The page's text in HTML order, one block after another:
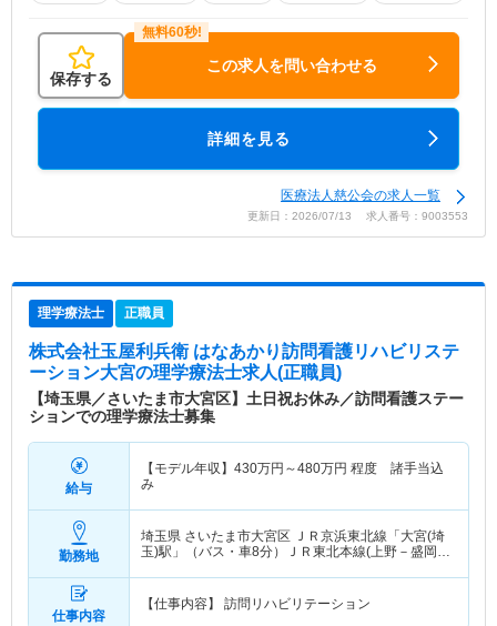
保存する
この求人を問い合わせる
詳細を見る
医療法人慈公会の求人一覧
更新日：2026/07/13 求人番号：9003553
理学療法士 正職員
株式会社玉屋利兵衛 はなあかり訪問看護リハビリステ
ーション大宮の理学療法士求人(正職員)
【埼玉県／さいたま市大宮区】土日祝お休み／訪問看護ステー
ションでの理学療法士募集
給与
【モデル年収】 430万円～480万円 程度 諸手当込
み
勤務地
埼玉県 さいたま市大宮区 ＪＲ京浜東北線「大宮(埼
玉)駅」（バス・車8分）ＪＲ東北本線(上野－盛岡)
仕事内容
【仕事内容】 訪問リハビリテーション